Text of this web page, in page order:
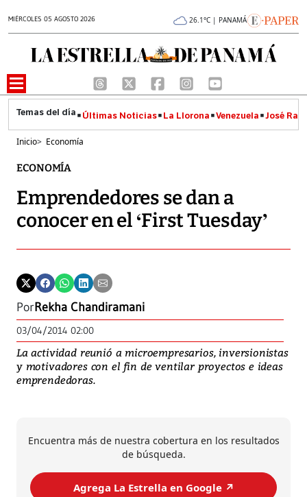
MIÉRCOLES 05 AGOSTO 2026 26.1°C | PANAMÁ
Últimas Noticias La Llorona Venezuela José
Inicio> Economía
ECONOMÍA
Emprendedores se dan a
conocer en el ‘First Tuesday’
PorRekha Chandiramani
03/04/2014 02:00
La actividad reunió a microempresarios, inversionistas
y motivadores con el fin de ventilar proyectos e ideas
emprendedoras.
Encuentra más de nuestra cobertura en los resultados
de búsqueda.
Agrega La Estrella en Google ↗️